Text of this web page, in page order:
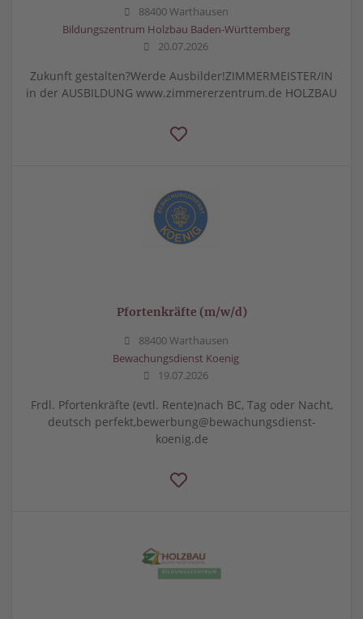
88400 Warthausen
Bildungszentrum Holzbau Baden-Württemberg
20.07.2026
Zukunft gestalten?Werde Ausbilder!ZIMMERMEISTER/IN
in der AUSBILDUNG www.zimmererzentrum.de HOLZBAU
Pfortenkräfte (m/w/d)
88400 Warthausen
Bewachungsdienst Koenig
19.07.2026
Frdl. Pfortenkräfte (evtl. Rente)nach BC, Tag oder Nacht,
deutsch perfekt,bewerbung@bewachungsdienst-
koenig.de